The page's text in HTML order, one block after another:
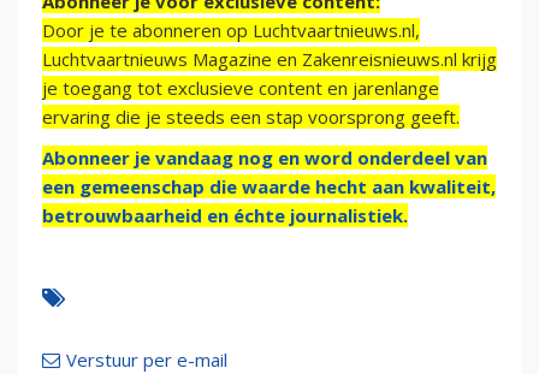
Door je te abonneren op Luchtvaartnieuws.nl,
Luchtvaartnieuws Magazine en Zakenreisnieuws.nl krijg
je toegang tot exclusieve content en jarenlange
ervaring die je steeds een stap voorsprong geeft.
Abonneer je vandaag nog en word onderdeel van
een gemeenschap die waarde hecht aan kwaliteit,
betrouwbaarheid en échte journalistiek.
Verstuur per e-mail